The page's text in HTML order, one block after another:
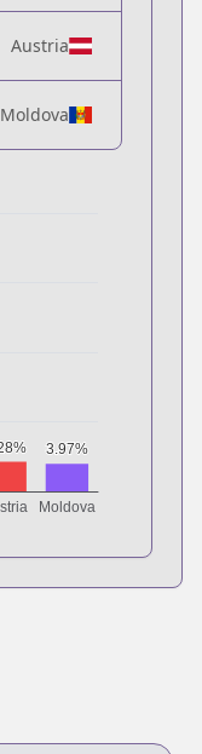
Austria
Moldova